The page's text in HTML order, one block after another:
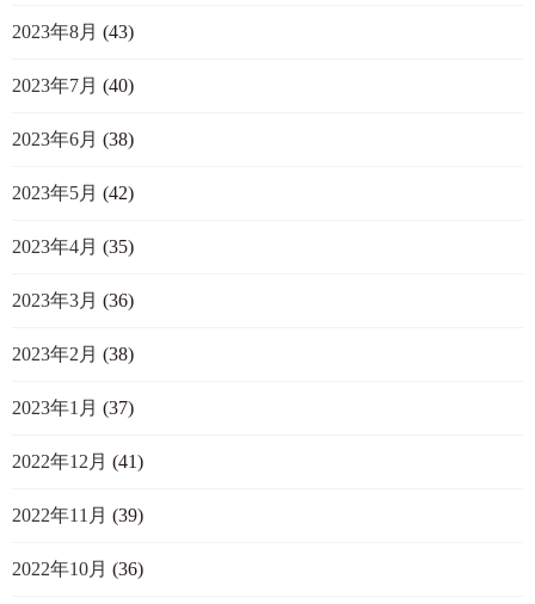
2023年8月 (43)
2023年7月 (40)
2023年6月 (38)
2023年5月 (42)
2023年4月 (35)
2023年3月 (36)
2023年2月 (38)
2023年1月 (37)
2022年12月 (41)
2022年11月 (39)
2022年10月 (36)